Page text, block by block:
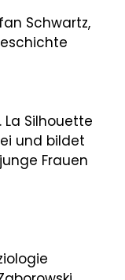
Schwartz,
La Silhouette
und bildet
Frauen